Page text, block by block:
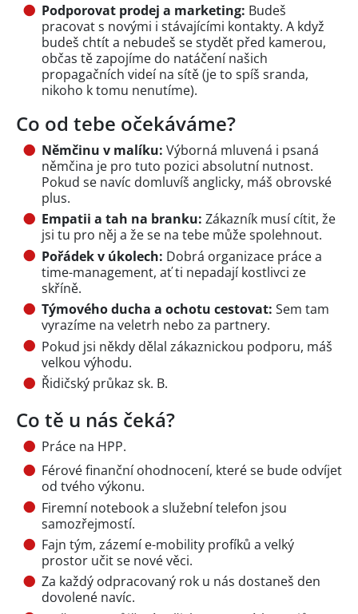
Podporovat prodej a marketing: Budeš
pracovat s novými i stávajícími kontakty. A když
budeš chtít a nebudeš se stydět před kamerou,
občas tě zapojíme do natáčení našich
propagačních videí na sítě (je to spíš sranda,
nikoho k tomu nenutíme).
Co od tebe očekáváme?
Němčinu v malíku: Výborná mluvená i psaná
němčina je pro tuto pozici absolutní nutnost.
Pokud se navíc domluvíš anglicky, máš obrovské
plus.
Empatii a tah na branku: Zákazník musí cítit, že
jsi tu pro něj a že se na tebe může spolehnout.
Pořádek v úkolech: Dobrá organizace práce a
time-management, ať ti nepadají kostlivci ze
skříně.
Týmového ducha a ochotu cestovat: Sem tam
vyrazíme na veletrh nebo za partnery.
Pokud jsi někdy dělal zákaznickou podporu, máš
velkou výhodu.
Řidičský průkaz sk. B.
Co tě u nás čeká?
Práce na HPP.
Férové finanční ohodnocení, které se bude odvíjet
od tvého výkonu.
Firemní notebook a služební telefon jsou
samozřejmostí.
Fajn tým, zázemí e-mobility profíků a velký
prostor učit se nové věci.
Za každý odpracovaný rok u nás dostaneš den
dovolené navíc.